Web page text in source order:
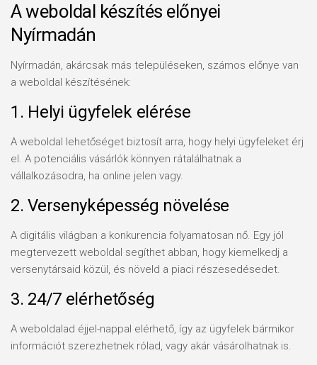
A weboldal készítés előnyei
Nyírmadán
Nyírmadán, akárcsak más településeken, számos előnye van
a weboldal készítésének:
1. Helyi ügyfelek elérése
A weboldal lehetőséget biztosít arra, hogy helyi ügyfeleket érj
el. A potenciális vásárlók könnyen rátalálhatnak a
vállalkozásodra, ha online jelen vagy.
2. Versenyképesség növelése
A digitális világban a konkurencia folyamatosan nő. Egy jól
megtervezett weboldal segíthet abban, hogy kiemelkedj a
versenytársaid közül, és növeld a piaci részesedésedet.
3. 24/7 elérhetőség
A weboldalad éjjel-nappal elérhető, így az ügyfelek bármikor
információt szerezhetnek rólad, vagy akár vásárolhatnak is.